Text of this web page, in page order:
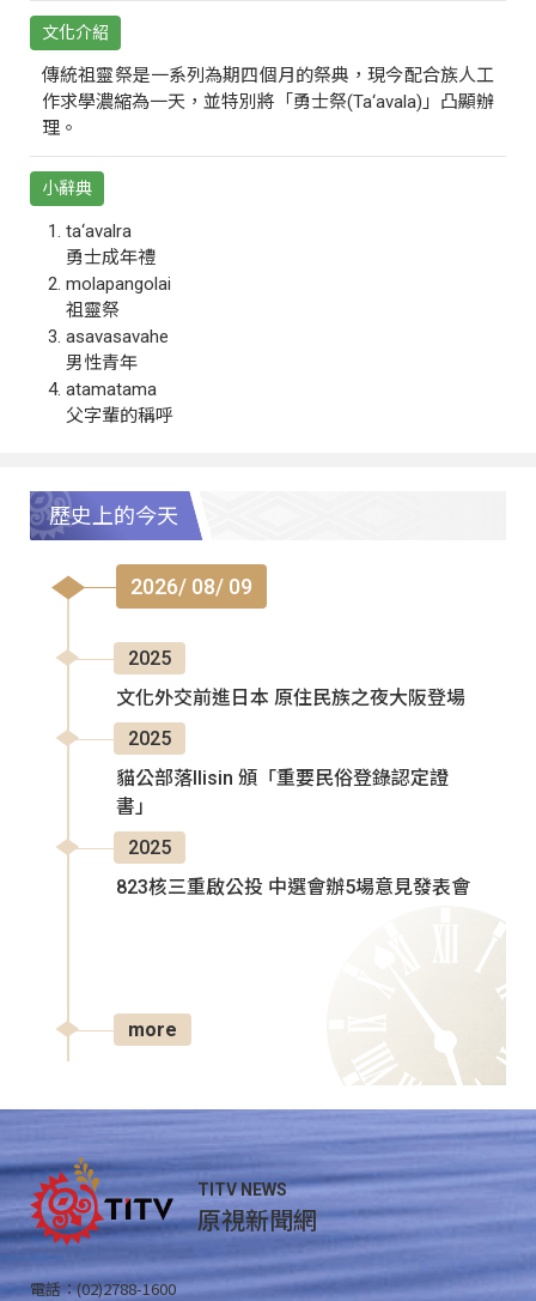
文化介紹
傳統祖靈祭是一系列為期四個月的祭典，現今配合族人工
作求學濃縮為一天，並特別將「勇士祭(Ta‘avala)」凸顯辦
理。
小辭典
ta‘avalra
勇士成年禮
molapangolai
祖靈祭
asavasavahe
男性青年
atamatama
父字輩的稱呼
歷史上的今天
2026/ 08/ 09
2025
文化外交前進日本 原住民族之夜大阪登場
2025
貓公部落Ilisin 頒「重要民俗登錄認定證
書」
2025
823核三重啟公投 中選會辦5場意見發表會
more
TITV NEWS
原視新聞網
電話：(02)2788-1600